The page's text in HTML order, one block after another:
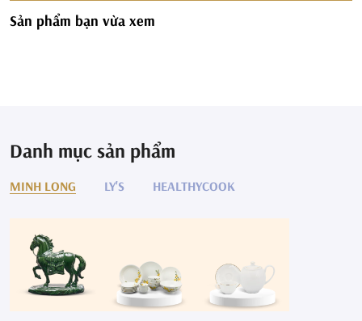
Sản phẩm bạn vừa xem
Danh mục sản phẩm
MINH LONG LY'S HEALTHYCOOK